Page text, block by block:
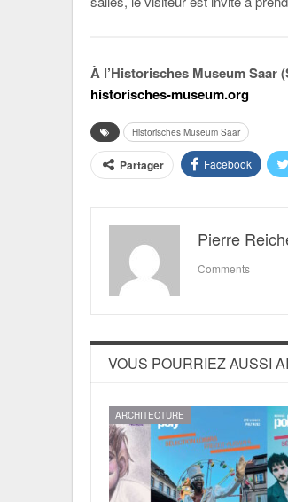
À l’Historisches Museum Saar
historisches-museum.org
Historisches Museum Saar
Partager Facebook
Pierre
Comments
VOUS POURRIEZ AUSSI
ARCHITECTURE